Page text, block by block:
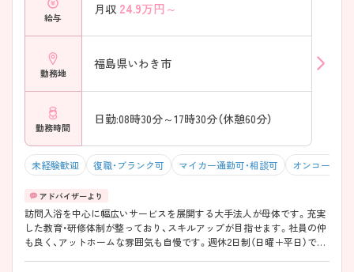
給与
月収 24.9万円～
勤務地
福島県いわき市
勤務時間
日勤:08時30分～17時30分（休憩60分）
未経験歓迎 復職・ブランク可 マイカー通勤可・相談可 オンコールな
訪問入浴を中心に幅広いサービスを展開する大手法人が母体です。充実
した教育・研修体制が整っており、スキルアップが目指せます。社員の仲
も良く、アットホームな雰囲気も自慢です。週休2日制（日曜＋平日）で残